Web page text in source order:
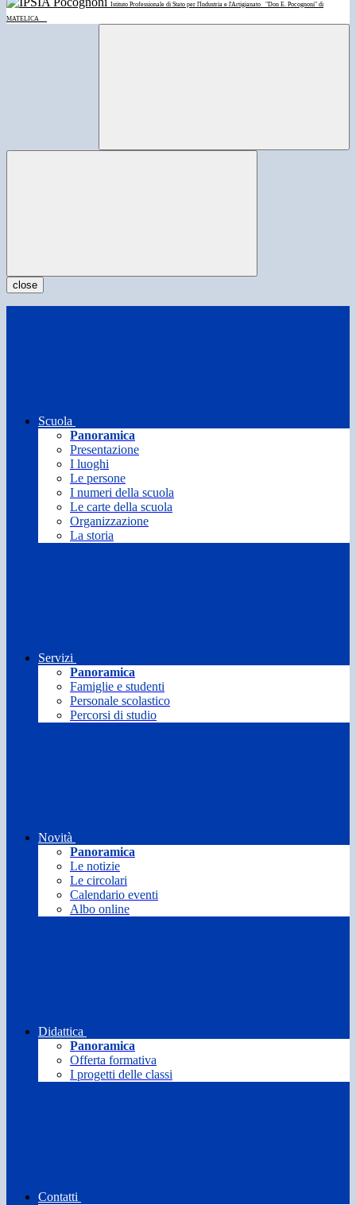
Istituto Professionale di Stato per l'Industria e l'Artigianato
"Don E. Pocognoni" di
MATELICA
close
Scuola
Panoramica
Presentazione
I luoghi
Le persone
I numeri della scuola
Le carte della scuola
Organizzazione
La storia
Servizi
Panoramica
Famiglie e studenti
Personale scolastico
Percorsi di studio
Novità
Panoramica
Le notizie
Le circolari
Calendario eventi
Albo online
Didattica
Panoramica
Offerta formativa
I progetti delle classi
Contatti